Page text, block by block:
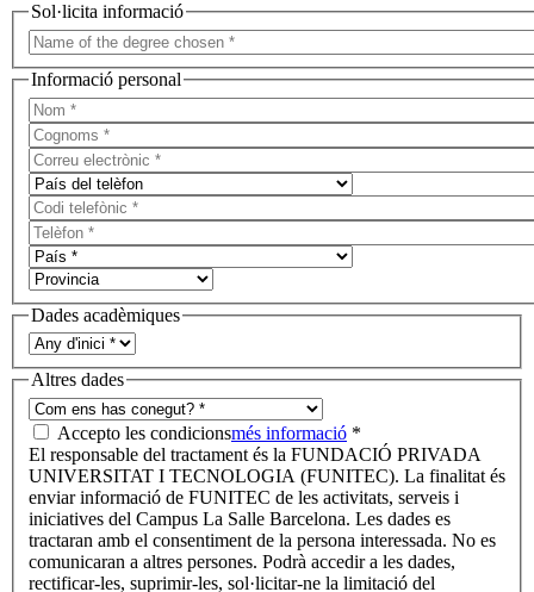
Sol·licita informació
Informació personal
Dades acadèmiques
Altres dades
Accepto les condicionsmés informació *
El responsable del tractament és la FUNDACIÓ PRIVADA
UNIVERSITAT I TECNOLOGIA (FUNITEC). La finalitat és
enviar informació de FUNITEC de les activitats, serveis i
iniciatives del Campus La Salle Barcelona. Les dades es
tractaran amb el consentiment de la persona interessada. No es
comunicaran a altres persones. Podrà accedir a les dades,
rectificar-les, suprimir-les, sol·licitar-ne la limitació del